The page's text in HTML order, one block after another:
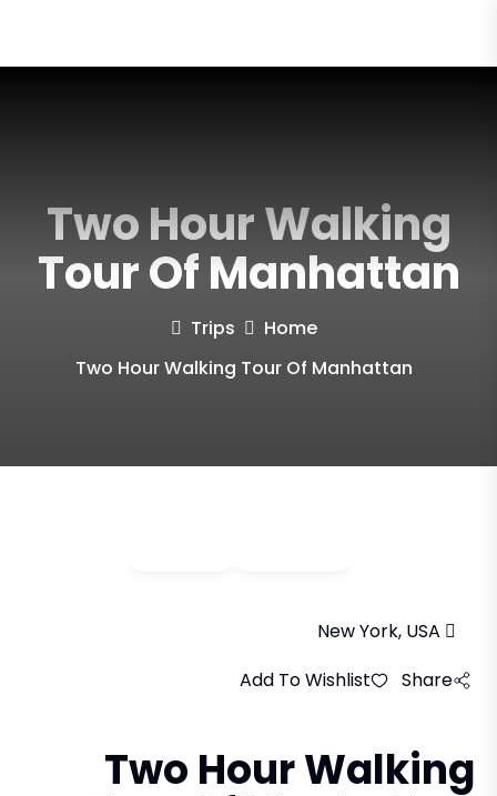
Two Hour Walking
Tour Of Manhattan
Home
Trips
Two Hour Walking Tour Of Manhattan
Share
Add To Wishlist
Two Hour Walking